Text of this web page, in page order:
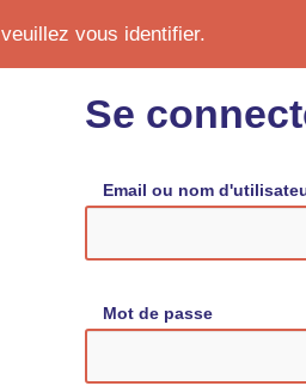
vous identifier.
Se
Email ou nom
Mot de passe